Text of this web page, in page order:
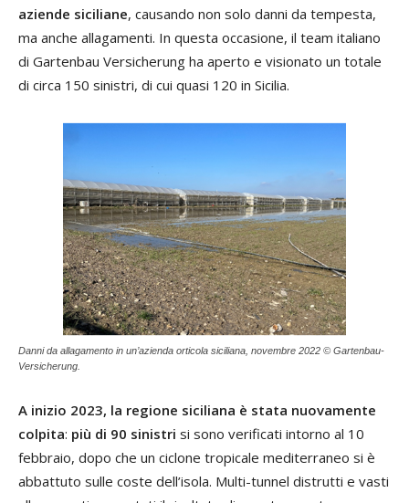
aziende siciliane, causando non solo danni da tempesta,
ma anche allagamenti. In questa occasione, il team italiano
di Gartenbau Versicherung ha aperto e visionato un totale
di circa 150 sinistri, di cui quasi 120 in Sicilia.
Danni da allagamento in un’azienda orticola siciliana, novembre 2022 © Gartenbau-
Versicherung.
A inizio 2023, la regione siciliana è stata nuovamente
colpita: più di 90 sinistri si sono verificati intorno al 10
febbraio, dopo che un ciclone tropicale mediterraneo si è
abbattuto sulle coste dell’isola. Multi-tunnel distrutti e vasti